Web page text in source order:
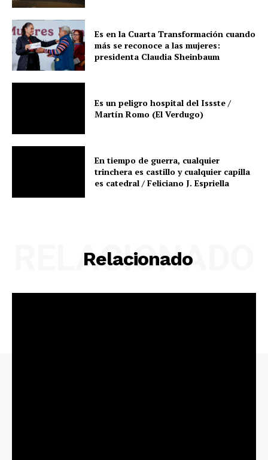
Es en la Cuarta Transformación cuando
más se reconoce a las mujeres:
presidenta Claudia Sheinbaum
Es un peligro hospital del Issste /
Martín Romo (El Verdugo)
En tiempo de guerra, cualquier
trinchera es castillo y cualquier capilla
es catedral / Feliciano J. Espriella
Relacionado
RELACIONADO